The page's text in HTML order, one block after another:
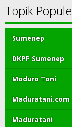
Topik
Sumenep
DKPP Sumenep
Madura Tani
Maduratani.com
Maduratani